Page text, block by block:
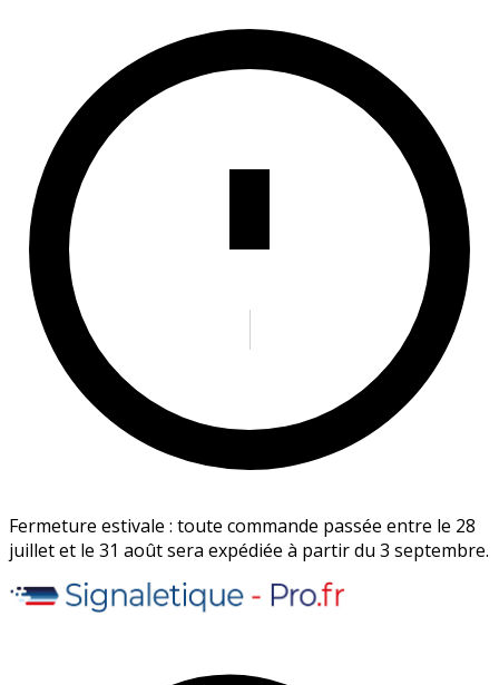
Fermeture estivale : toute commande passée entre le 28
juillet et le 31 août sera expédiée à partir du 3 septembre.